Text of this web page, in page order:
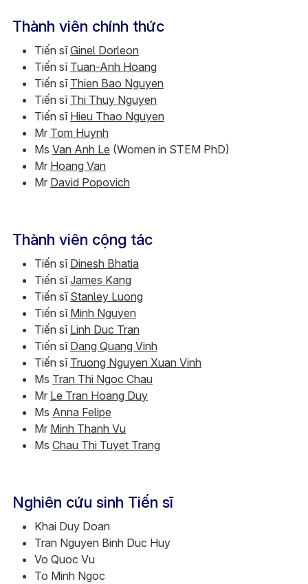
Thành viên chính thức
Tiến sĩGinel Dorleon
Tiến sĩ Tuan-Anh Hoang
Tiến sĩ Thien Bao Nguyen
Tiến sĩ Thi Thuy Nguyen
Tiến sĩ Hieu Thao Nguyen
Mr Tom Huynh
Ms Van Anh Le (Women in STEM PhD)
Mr Hoang Van
Mr David Popovich
Thành viên cộng tác
Tiến sĩ Dinesh Bhatia
Tiến sĩJames Kang
Tiến sĩ Stanley Luong
Tiến sĩ Minh Nguyen
Tiến sĩ Linh Duc Tran
Tiến sĩ Dang Quang Vinh
Tiến sĩ Truong Nguyen Xuan Vinh
Ms Tran Thi Ngoc Chau
Mr Le Tran Hoang Duy
Ms Anna Felipe
Mr Minh Thanh Vu
Ms Chau Thi Tuyet Trang
Nghiên cứu sinh Tiến sĩ
Khai Duy Doan
Tran Nguyen Binh Duc Huy
Vo Quoc Vu
To Minh Ngoc